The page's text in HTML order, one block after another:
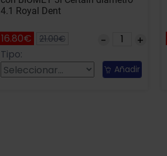
4.1 Royal Dent
16.80€ 21.00€
Tipo:
Añadir